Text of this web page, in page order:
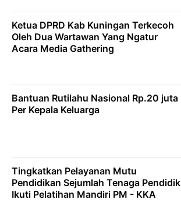
Ketua DPRD Kab Kuningan Terkecoh
Oleh Dua Wartawan Yang Ngatur
Acara Media Gathering
Bantuan Rutilahu Nasional Rp.20 juta
Per Kepala Keluarga
Tingkatkan Pelayanan Mutu
Pendidikan Sejumlah Tenaga Pendidik
Ikuti Pelatihan Mandiri PM - KKA